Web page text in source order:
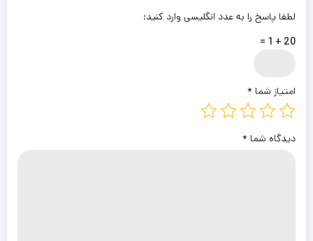
لطفا پاسخ را به عدد انگلیسی وارد کنید:
20 + 1 =
امتیاز شما *
دیدگاه شما *